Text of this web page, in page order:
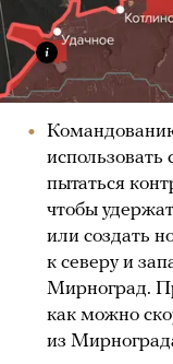
пытаться
чтобы
или создать
к северу и
Мирноград.
как можно
из